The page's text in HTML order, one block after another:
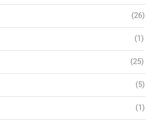
(26)
(1)
(25)
(5)
(1)